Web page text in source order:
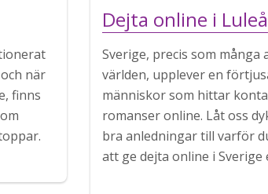
när
finns
Dejta online i Luleå
Sverige, precis som många
världen, upplever en
människor som hittar
romanser online. Låt oss
bra anledningar till varför
att ge dejta online i Sverige